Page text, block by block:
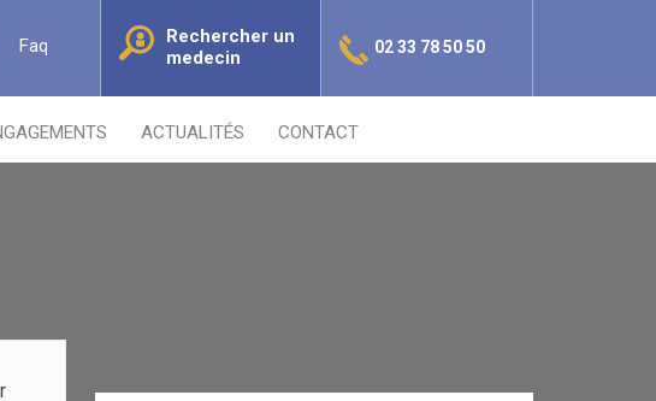
Faq
Rechercher un
medecin
02 33 78 50 50
ACTUALITÉS CONTACT